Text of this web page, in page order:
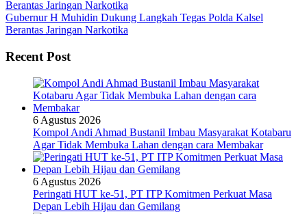
Gubernur H Muhidin Dukung Langkah Tegas Polda Kalsel
Berantas Jaringan Narkotika
Recent Post
6 Agustus 2026
Kompol Andi Ahmad Bustanil Imbau Masyarakat Kotabaru
Agar Tidak Membuka Lahan dengan cara Membakar
6 Agustus 2026
Peringati HUT ke-51, PT ITP Komitmen Perkuat Masa
Depan Lebih Hijau dan Gemilang